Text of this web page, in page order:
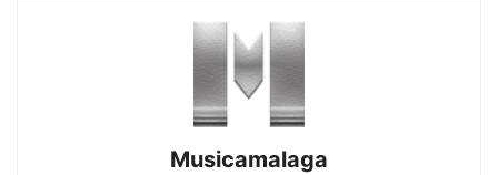
Musicamalaga